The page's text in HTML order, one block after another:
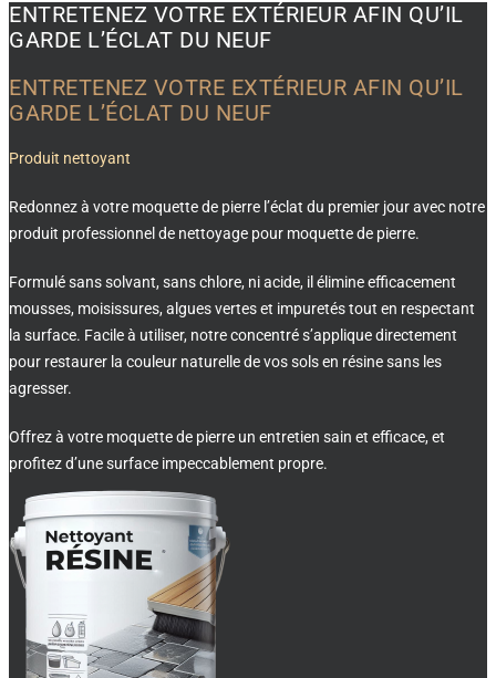
ENTRETENEZ VOTRE EXTÉRIEUR AFIN QU’IL
GARDE L’ÉCLAT DU NEUF
ENTRETENEZ VOTRE EXTÉRIEUR AFIN QU’IL
GARDE L’ÉCLAT DU NEUF
Produit nettoyant
Redonnez à votre moquette de pierre l’éclat du premier jour avec notre
produit professionnel de nettoyage pour moquette de pierre.
Formulé sans solvant, sans chlore, ni acide, il élimine efficacement
mousses, moisissures, algues vertes et impuretés tout en respectant
la surface. Facile à utiliser, notre concentré s’applique directement
pour restaurer la couleur naturelle de vos sols en résine sans les
agresser.
Offrez à votre moquette de pierre un entretien sain et efficace, et
profitez d’une surface impeccablement propre.